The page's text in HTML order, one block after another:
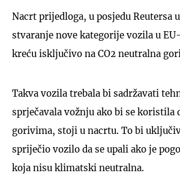
Nacrt prijedloga, u posjedu Reutersa
stvaranje nove kategorije vozila u
kreću isključivo na CO2 neutralna
Takva vozila trebala bi sadržavati
sprječavala vožnju ako bi se koristila
gorivima, stoji u nacrtu. To bi
spriječio vozilo da se upali ako je
koja nisu klimatski neutralna.